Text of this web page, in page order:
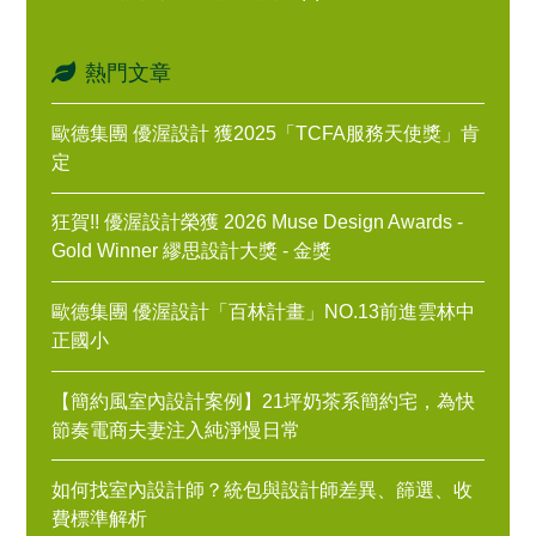
熱門文章
歐德集團 優渥設計 獲2025「TCFA服務天使獎」肯
定
狂賀!! 優渥設計榮獲 2026 Muse Design Awards -
Gold Winner 繆思設計大獎 - 金獎
歐德集團 優渥設計「百林計畫」NO.13前進雲林中
正國小
【簡約風室內設計案例】21坪奶茶系簡約宅，為快
節奏電商夫妻注入純淨慢日常
如何找室內設計師？統包與設計師差異、篩選、收
費標準解析